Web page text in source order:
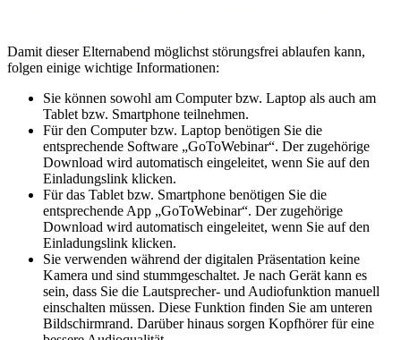
Damit dieser Elternabend möglichst störungsfrei ablaufen kann,
folgen einige wichtige Informationen:
Sie können sowohl am Computer bzw. Laptop als auch am
Tablet bzw. Smartphone teilnehmen.
Für den Computer bzw. Laptop benötigen Sie die
entsprechende Software „GoToWebinar“. Der zugehörige
Download wird automatisch eingeleitet, wenn Sie auf den
Einladungslink klicken.
Für das Tablet bzw. Smartphone benötigen Sie die
entsprechende App „GoToWebinar“. Der zugehörige
Download wird automatisch eingeleitet, wenn Sie auf den
Einladungslink klicken.
Sie verwenden während der digitalen Präsentation keine
Kamera und sind stummgeschaltet. Je nach Gerät kann es
sein, dass Sie die Lautsprecher- und Audiofunktion manuell
einschalten müssen. Diese Funktion finden Sie am unteren
Bildschirmrand. Darüber hinaus sorgen Kopfhörer für eine